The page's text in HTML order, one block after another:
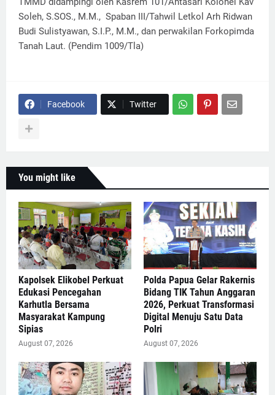
Soleh, S.SOS., M.M., Spaban III/Tahwil Letkol Arh Ridwan
Budi Sulistyawan, S.I.P., M.M., dan perwakilan Forkopimda
Tanah Laut. (Pendim 1009/Tla)
Facebook Twitter
You might like
Kapolsek Elikobel Perkuat
Edukasi Pencegahan
Karhutla Bersama
Masyarakat Kampung
Sipias
August 07, 2026
Polda Papua Gelar Rakernis
Bidang TIK Tahun Anggaran
2026, Perkuat Transformasi
Digital Menuju Satu Data
Polri
August 07, 2026